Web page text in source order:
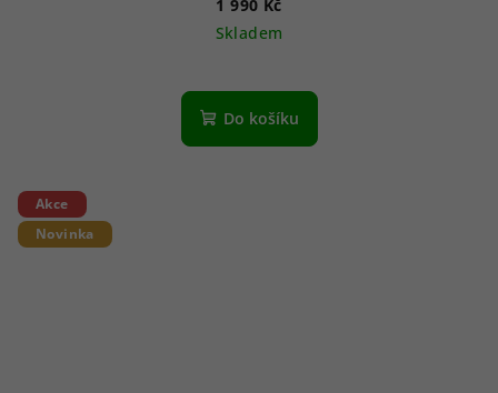
1 990 Kč
Skladem
Do košíku
Akce
Novinka